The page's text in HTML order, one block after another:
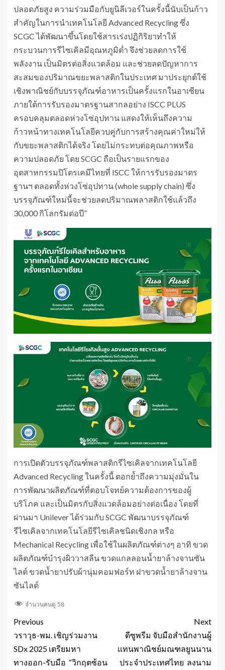
ปลอดภัยสูง ความร่วมมือกับยูนิลีเวอร์ในครั้งนี้นับเป็นก้าว
สำคัญในการนำเทคโนโลยี Advanced Recycling ซึ่ง
SCGC ได้พัฒนาขึ้นโดยใช้สารเร่งปฏิกิริยาทำให้
กระบวนการรีไซเคิลมีอุณหภูมิต่ำ จึงช่วยลดการใช้
พลังงาน เป็นมิตรต่อสิ่งแวดล้อม และช่วยลดปัญหาการ
สะสมของปริมาณขยะพลาสติกในประเทศ มาประยุกต์ใช้
เชิงพาณิชย์กับบรรจุภัณฑ์อาหารเป็นครั้งแรกในอาเซียน
ภายใต้การรับรองมาตรฐานสากลอย่าง ISCC PLUS
ครอบคลุมตลอดห่วงโซ่อุปทาน แสดงให้เห็นถึงความ
ก้าวหน้าทางเทคโนโลยีควบคู่กับการสร้างคุณค่าใหม่ให้
กับขยะพลาสติกได้จริง โดยไม่กระทบต่อคุณภาพหรือ
ความปลอดภัย โดย SCGC ถือเป็นรายแรกของ
อุตสาหกรรมปิโตรเคมีไทยที่ ISCC ให้การรับรองมาตร
ฐานฯ ตลอดทั้งห่วงโซ่อุปทาน (whole supply chain) ซึ่ง
บรรจุภัณฑ์ใหม่นี้จะช่วยลดปริมาณพลาสติกใช้แล้วถึง
30,000 กิโลกรัมต่อปี”
การเปิดตัวบรรจุภัณฑ์พลาสติกรีไซเคิลจากเทคโนโลยี
Advanced Recycling ในครั้งนี้ ตอกย้ำถึงความมุ่งมั่นใน
การพัฒนาผลิตภัณฑ์ที่ตอบโจทย์ความต้องการของผู้
บริโภค และเป็นมิตรกับสิ่งแวดล้อมอย่างต่อเนื่อง โดยที่
ผ่านมา Unilever ได้ร่วมกับ SCGC พัฒนาบรรจุภัณฑ์
รีไซเคิลจากเทคโนโลยีรีไซเคิลชนิดเชิงกล หรือ
Mechanical Recycling เพื่อใช้ในผลิตภัณฑ์ต่างๆ อาทิ ขวด
ผลิตภัณฑ์บำรุงผิววาสลีน ขวดแกลลอนน้ำยาล้างจานซัน
ไลต์ ขวดน้ำยาปรับผ้านุ่มคอมฟอร์ท ฝาขวดน้ำยาล้างจาน
ซันไลต์
จำนวนคนดู 58
Previous
วราวุธ-พม. เชิญร่วมงาน
SDx 2025 เตรียมหา
ทางออก-รับมือ “วิกฤตซ้อน
Next
ดีซูพรีม จับมือสำนักงานผู้
แทนพาณิชย์มณฑลยูนนาน
ประจำประเทศไทย ลงนาม